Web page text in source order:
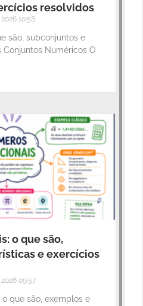
resolvidos
10:58
são, subconjuntos e
Numéricos O
o que são,
e exercícios
09:57
que são, exemplos e